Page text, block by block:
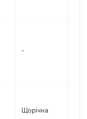
-
Щорічна